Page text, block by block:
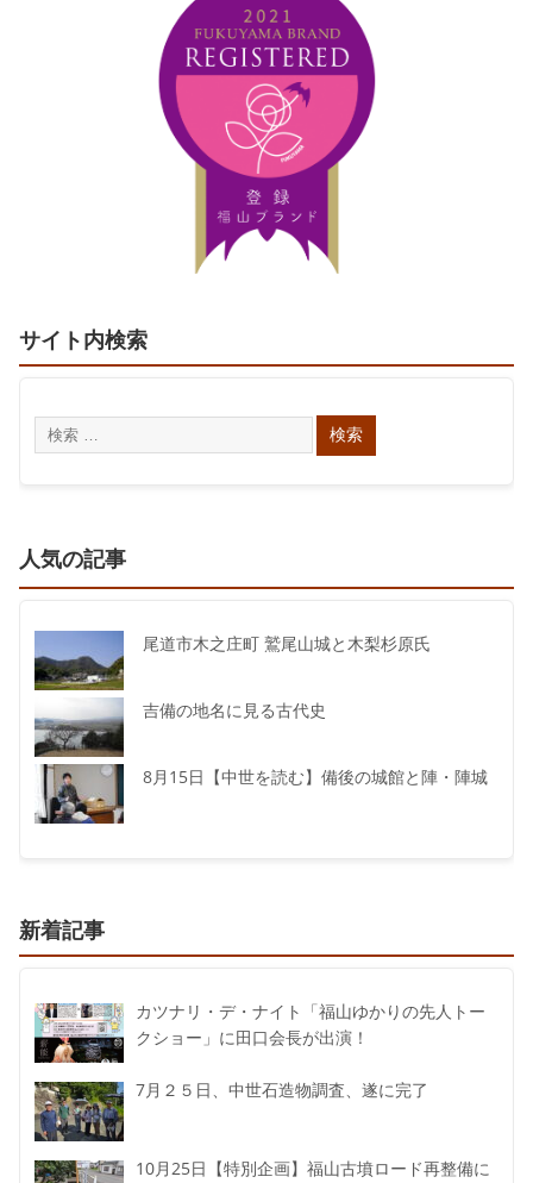
サイト内検索
人気の記事
尾道市木之庄町 鷲尾山城と木梨杉原氏
吉備の地名に見る古代史
8月15日【中世を読む】備後の城館と陣・陣城
新着記事
カツナリ・デ・ナイト「福山ゆかりの先人トー
クショー」に田口会長が出演！
7月２５日、中世石造物調査、遂に完了
10月25日【特別企画】福山古墳ロード再整備に